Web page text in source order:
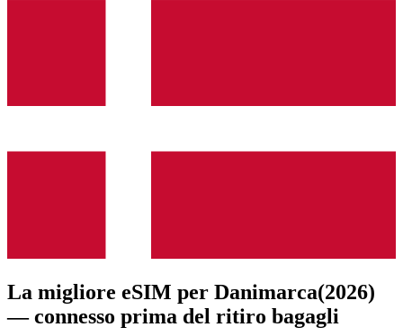
La migliore eSIM per Danimarca(2026)
— connesso prima del ritiro bagagli